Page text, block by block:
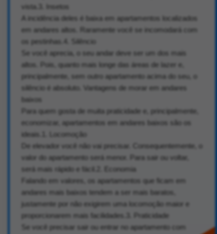
vista.3. Insetos
A incidência deles é baixa em apartamentos localizados
em andares altos. Raramente você se incomodará com
os pestinhas.4. Silêncio
Se você aprecia, o seu andar deve ser um dos mais
altos. Pois, quanto mais longe das áreas de lazer e,
principalmente, sem outro apartamento acima do seu, o
silêncio é absoluto. Vantagens de morar em andares
baixos
Para quem gosta de muita praticidade e, principalmente,
economizar, apartamentos em andares baixos são os
ideais.1. Locomoção
De elevador você não vai precisar. Consequentemente, o
valor do apartamento será menor. Para sair ou voltar,
será mais rápido e fácil.2. Economia
Falando em valores, os apartamentos que ficam em
andares mais baixos tendem a ser mais baratos,
justamente por não exigirem uma locomoção maior e
proporcionarem mais facilidades.3. Praticidade
Se você precisar sair ou entrar no apartamento com